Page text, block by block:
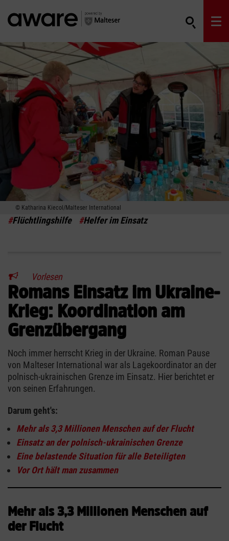
Katharina Kiecol/Malteser International
#Flüchtlingshilfe #Helfer im Einsatz
Vorlesen
Romans Einsatz im Ukraine-
Krieg: Koordination am
Grenzübergang
Noch immer herrscht Krieg in der Ukraine. Roman Pause
von Malteser International war als Lagekoordinator an der
polnisch-ukrainischen Grenze im Einsatz. Hier berichtet er
von seinen Erfahrungen.
Darum geht's:
Mehr als 3,3 Millionen Menschen auf der Flucht
Einsatz an der polnisch-ukrainischen Grenze
Eine belastende Situation für alle Beteiligten
Vor Ort hält man zusammen
Mehr als 3,3 Millionen Menschen auf
der Flucht